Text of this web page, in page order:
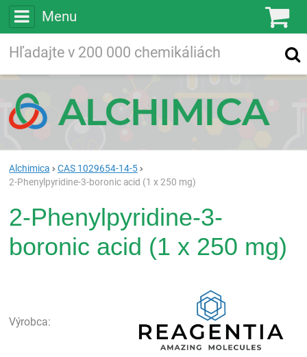
Menu
Vyhľadávanie
Alchimica
CAS 1029654-14-5
2-Phenylpyridine-3-boronic acid (1 x 250 mg)
2-Phenylpyridine-3-
boronic acid (1 x 250 mg)
Výrobca: